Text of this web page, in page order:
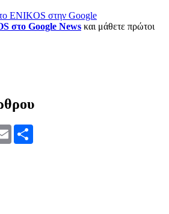
ENIKOS στην Google
στο Google News και μάθετε πρώτοι
Email